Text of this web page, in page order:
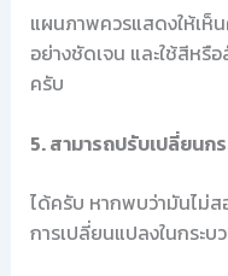
แผนภาพควรแสดงให้เห็
อย่างชัดเจน และใช้สีห
ครับ
5. สามารถปรับเปลี่ยนก
ได้ครับ หากพบว่ามันไม่
การเปลี่ยนแปลงในกระบ